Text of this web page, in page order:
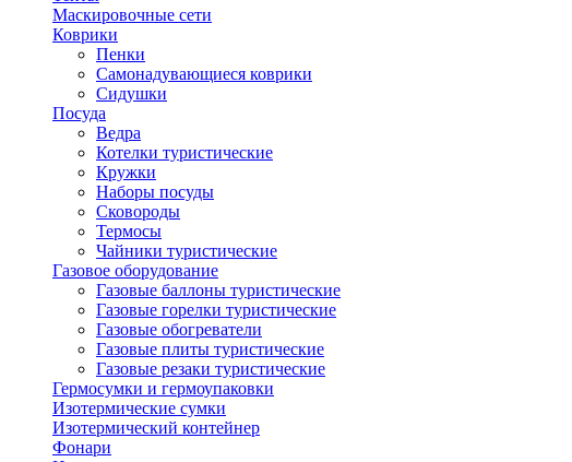
Маскировочные сети
Коврики
Пенки
Самонадувающиеся коврики
Сидушки
Посуда
Ведра
Котелки туристические
Кружки
Наборы посуды
Сковороды
Термосы
Чайники туристические
Газовое оборудование
Газовые баллоны туристические
Газовые горелки туристические
Газовые обогреватели
Газовые плиты туристические
Газовые резаки туристические
Гермосумки и гермоупаковки
Изотермические сумки
Изотермический контейнер
Фонари